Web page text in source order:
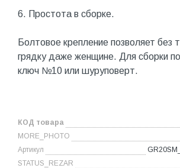
6. Простота в сборке.
Болтовое крепление позволяет без
грядку даже женщине. Для сборки
ключ №10 или шуруповерт.
КОД товара
MORE_PHOTO
Артикул
STATUS_REZAR